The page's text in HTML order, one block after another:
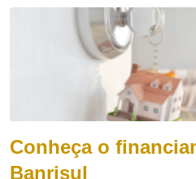
Conheça o
Banrisul